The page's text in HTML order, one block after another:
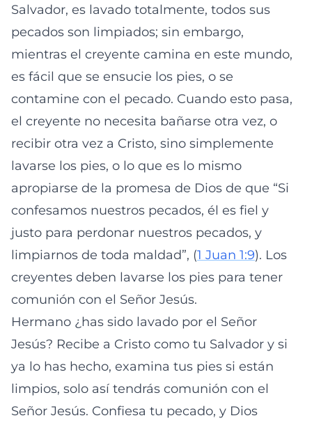
Salvador, es lavado totalmente, todos sus
pecados son limpiados; sin embargo,
mientras el creyente camina en este mundo,
es fácil que se ensucie los pies, o se
contamine con el pecado. Cuando esto pasa,
el creyente no necesita bañarse otra vez, o
recibir otra vez a Cristo, sino simplemente
lavarse los pies, o lo que es lo mismo
apropiarse de la promesa de Dios de que “Si
confesamos nuestros pecados, él es fiel y
justo para perdonar nuestros pecados, y
limpiarnos de toda maldad”, (1 Juan 1:9). Los
creyentes deben lavarse los pies para tener
comunión con el Señor Jesús.
Hermano ¿has sido lavado por el Señor
Jesús? Recibe a Cristo como tu Salvador y si
ya lo has hecho, examina tus pies si están
limpios, solo así tendrás comunión con el
Señor Jesús. Confiesa tu pecado, y Dios